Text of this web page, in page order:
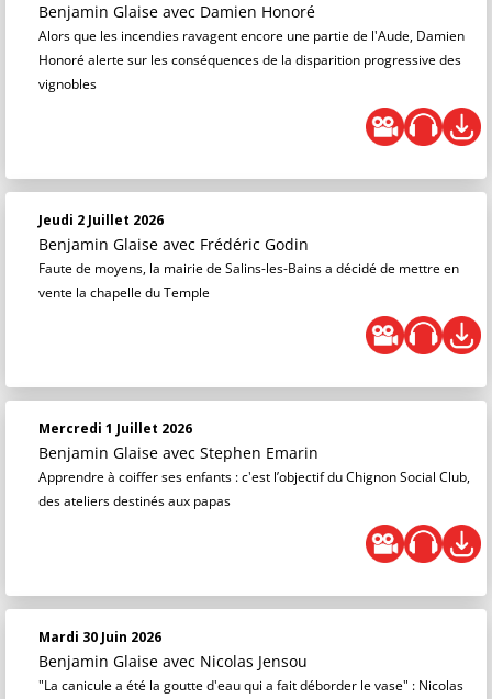
Benjamin Glaise avec Damien Honoré
Alors que les incendies ravagent encore une partie de l'Aude, Damien
Honoré alerte sur les conséquences de la disparition progressive des
vignobles
Jeudi 2 Juillet 2026
Benjamin Glaise avec Frédéric Godin
Faute de moyens, la mairie de Salins-les-Bains a décidé de mettre en
vente la chapelle du Temple
Mercredi 1 Juillet 2026
Benjamin Glaise avec Stephen Emarin
Apprendre à coiffer ses enfants : c'est l’objectif du Chignon Social Club,
des ateliers destinés aux papas
Mardi 30 Juin 2026
Benjamin Glaise avec Nicolas Jensou
"La canicule a été la goutte d'eau qui a fait déborder le vase" : Nicolas